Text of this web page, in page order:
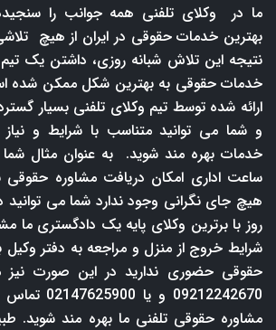
ما در وکلای تلفنی همه جوانب را سنجیده
بهترین خدمات حقوقی در ایران از هیچ
نتیجه این تلاش شبانه روزی، داشتن یک
خدمات حقوقی به بهترین شکل ممکن شده
ارائه شده توسط تیم وکلای تلفنی بسیار
و شما می توانید متناسب با شرایط و
خدمات بهره مند شوید. به عنوان مثال
ساعت اداری امکان دریافت مشاوره حقوقی
هیچ جای نگرانی وجود ندارد شما می توانید
روز با برترین وکلای پایه یک دادگستری ما
شرایط خروج از منزل و مراجعه به دفتر وکیل
حقوقی حضوری ندارید در این صورت نیز
مشاوره حقوقی تلفنی ما بهره مند شوید.